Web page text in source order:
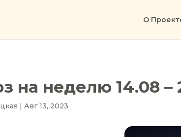
О
на неделю 14.08 –
| Авг 13, 2023